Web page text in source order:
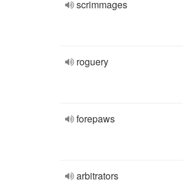
scrimmages
roguery
forepaws
arbitrators